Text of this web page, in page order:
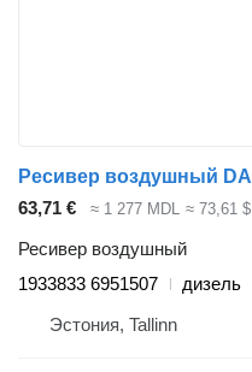
63,71 € ≈ 1 277 MDL ≈ 73,61 $
Ресивер воздушный
1933833 6951507
дизель
Эстония, Tallinn